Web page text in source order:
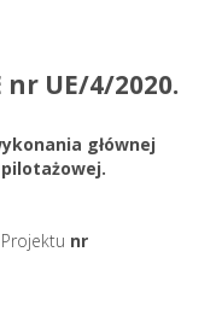
nr UE/4/2020.
głównej
nr